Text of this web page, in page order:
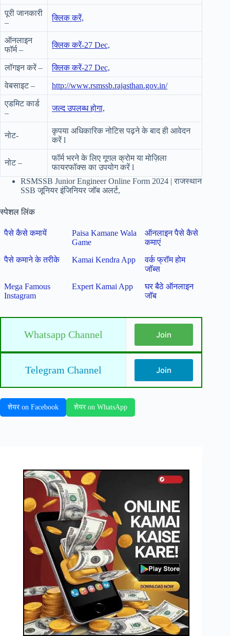
पूरी जानकारी
–
क्लिक करें,
ऑनलाइन
फॉर्म –
क्लिक करें-27 Dec,
लॉगइन करें – क्लिक करें-27 Dec,
वेबसाइट – http://www.rsmssb.rajasthan.gov.in/
एडमिट कार्ड
–
जल्द उपलब्ध होगा,
नोट-
कृपया अधिकारिक नोटिस पढ़ने के बाद ही आवेदन
करें l
नोट –
फॉर्म भरने के लिए गूगल क्रोम या मोज़िला
फायरफॉक्स का उपयोग करें l
RSMSSB Junior Engineer Online Form 2024 | राजस्थान
SSB जूनियर इंजिनियर जॉब अलर्ट,
स्पेशल लिंक
पैसे कैसे कमायें
Paisa Kamane Wala
Game
ऑनलाइन पैसे कैसे
कमाएं
पैसे कमाने के तरीके
Kamai Kendra App
वर्क फ्रॉम होम
जॉब्स
Mega Famous
Instagram
Expert Kamai App
घर बैठे ऑनलाइन
जॉब
Whatsapp Channel Join
Telegram Channel Join
शेयर on Facebook शेयर on WhatsApp